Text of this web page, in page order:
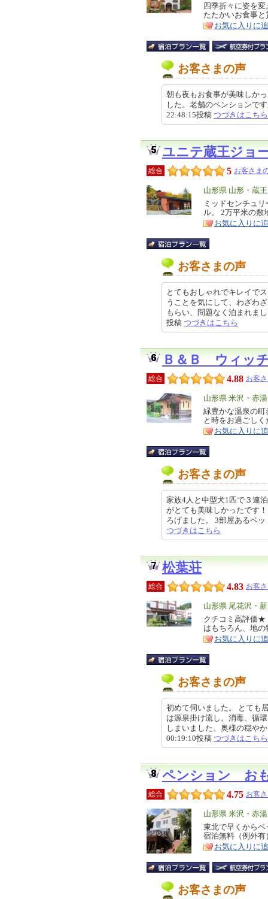
リ
ア
特
徴
四季折々に姿を
たたかいお食事
お気に入りに
お客さまの声
朝も夜もお食事が美味しか
した。老舗のペンションで
22:48:15投稿 つづきはこちら
ユニテ蔵王ジョ
総合 5 お客さま
エ
リ
ア
山形県 山形・蔵
特
徴
ミッドセンチュ
ル。 2万平米の敷
お気に入りに
お客さまの声
とてもおしゃれでキレイで
うことを気にして、わざわ
もらい、問題なく泊まれま
投稿 つづきはこちら
Ｂ＆Ｂ ウィッ
総合 4.88 お客
エ
リ
ア
山形県 米沢・赤
特
徴
緑豊かな温泉の
と時をお過ごし
お気に入りに
お客さまの声
家族4人と中型犬1匹で３連
がとても美味しかったです
ろげました。 3部屋あるベ
つづきはこちら
松葉荘
総合 4.83 お客
エ
リ
ア
山形県 尾花沢・
特
徴
クチコミ高評価★
はもちろん、地
お気に入りに
お客さまの声
初めて伺いました。 とても
は源泉掛け流し。消毒、循
しまいました。奥様の穏や
00:19:10投稿 つづきはこちら
ペンション お
総合 4.75 お客
エ
リ
ア
山形県 米沢・赤
特
徴
東北で早くから
宿泊無料（例外
お気に入りに
お客さまの声